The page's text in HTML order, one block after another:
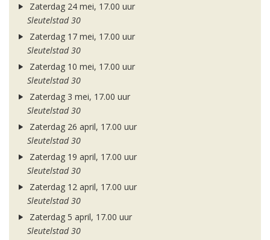
Zaterdag 24 mei, 17.00 uur
Sleutelstad 30
Zaterdag 17 mei, 17.00 uur
Sleutelstad 30
Zaterdag 10 mei, 17.00 uur
Sleutelstad 30
Zaterdag 3 mei, 17.00 uur
Sleutelstad 30
Zaterdag 26 april, 17.00 uur
Sleutelstad 30
Zaterdag 19 april, 17.00 uur
Sleutelstad 30
Zaterdag 12 april, 17.00 uur
Sleutelstad 30
Zaterdag 5 april, 17.00 uur
Sleutelstad 30